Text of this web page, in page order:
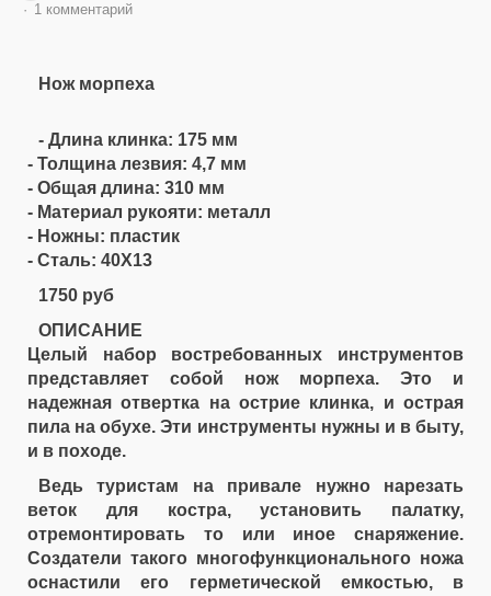
1 комментарий
Нож морпеха
- Длина клинка: 175 мм
- Толщина лезвия: 4,7 мм
- Общая длина: 310 мм
- Материал рукояти: металл
- Ножны: пластик
- Сталь: 40Х13
1750 руб
ОПИСАНИЕ
Целый набор востребованных инструментов
представляет собой нож морпеха. Это и
надежная отвертка на острие клинка, и острая
пила на обухе. Эти инструменты нужны и в быту,
и в походе.
Ведь туристам на привале нужно нарезать
веток для костра, установить палатку,
отремонтировать то или иное снаряжение.
Создатели такого многофункционального ножа
оснастили его герметической емкостью, в